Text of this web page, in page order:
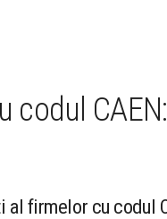
codul
al firmelor cu codul